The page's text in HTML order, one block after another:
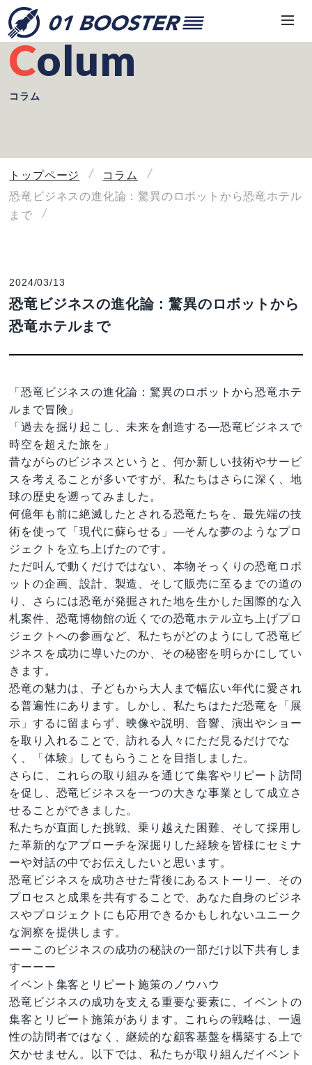
Colum
コラム
トップページ
コラム
恐竜ビジネスの進化論：驚異のロボットから恐竜ホテル
まで
2024/03/13
恐竜ビジネスの進化論：驚異のロボットから
恐竜ホテルまで
「恐竜ビジネスの進化論：驚異のロボットから恐竜ホテ
ルまで冒険」
「過去を掘り起こし、未来を創造する—恐竜ビジネスで
時空を超えた旅を」
昔ながらのビジネスというと、何か新しい技術やサービ
スを考えることが多いですが、私たちはさらに深く、地
球の歴史を遡ってみました。
何億年も前に絶滅したとされる恐竜たちを、最先端の技
術を使って「現代に蘇らせる」—そんな夢のようなプロ
ジェクトを立ち上げたのです。
ただ叫んで動くだけではない、本物そっくりの恐竜ロボ
ットの企画、設計、製造、そして販売に至るまでの道の
り、さらには恐竜が発掘された地を生かした国際的な入
札案件、恐竜博物館の近くでの恐竜ホテル立ち上げプロ
ジェクトへの参画など、私たちがどのようにして恐竜ビ
ジネスを成功に導いたのか、その秘密を明らかにしてい
きます。
恐竜の魅力は、子どもから大人まで幅広い年代に愛され
る普遍性にあります。しかし、私たちはただ恐竜を「展
示」するに留まらず、映像や説明、音響、演出やショー
を取り入れることで、訪れる人々にただ見るだけでな
く、「体験」してもらうことを目指しました。
さらに、これらの取り組みを通じて集客やリピート訪問
を促し、恐竜ビジネスを一つの大きな事業として成立さ
せることができました。
私たちが直面した挑戦、乗り越えた困難、そして採用し
た革新的なアプローチを深掘りした経験を皆様にセミナ
ーや対話の中でお伝えしたいと思います。
恐竜ビジネスを成功させた背後にあるストーリー、その
プロセスと成果を共有することで、あなた自身のビジネ
スやプロジェクトにも応用できるかもしれないユニーク
な洞察を提供します。
ーーこのビジネスの成功の秘訣の一部だけ以下共有しま
すーーー
イベント集客とリピート施策のノウハウ
恐竜ビジネスの成功を支える重要な要素に、イベントの
集客とリピート施策があります。これらの戦略は、一過
性の訪問者ではなく、継続的な顧客基盤を構築する上で
欠かせません。以下では、私たちが取り組んだイベント